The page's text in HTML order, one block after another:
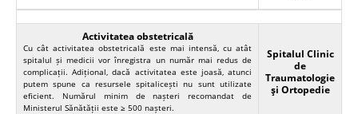
Activitatea obstetricală
Cu cât activitatea obstetricală este mai intensă, cu atât
spitalul și medicii vor înregistra un număr mai redus de
complicații. Adițional, dacă activitatea este joasă, atunci
putem spune ca resursele spitalicești nu sunt utilizate
eficient. Numărul minim de nașteri recomandat de
Ministerul Sănătății este ≥ 500 nașteri.
Spitalul Clinic
de
Traumatologie
şi Ortopedie